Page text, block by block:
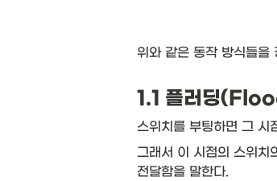
위와 같은 동작 방식들을
1.1 플러딩
스위치를 부팅하면 그 시
그래서 이 시점의 스위치
전달함을 말한다.